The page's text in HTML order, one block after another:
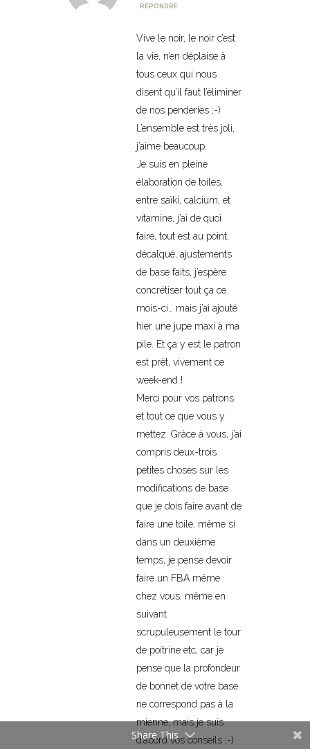
RÉPONDRE
Vive le noir, le noir c’est
la vie, n’en déplaise à
tous ceux qui nous
disent qu’il faut l’éliminer
de nos penderies ;-)
L’ensemble est très joli,
j’aime beaucoup.
Je suis en pleine
élaboration de toiles,
entre saïki, calcium, et
vitamine, j’ai de quoi
faire, tout est au point,
décalqué, ajustements
de base faits, j’espère
concrétiser tout ça ce
mois-ci… mais j’ai ajouté
hier une jupe maxi à ma
pile. Et ça y est le patron
est prêt, vivement ce
week-end !
Merci pour vos patrons
et tout ce que vous y
mettez. Grâce à vous, j’ai
compris deux-trois
petites choses sur les
modifications de base
que je dois faire avant de
faire une toile, même si
dans un deuxième
temps, je pense devoir
faire un FBA même
chez vous, même en
suivant
scrupuleusement le tour
de poitrine etc, car je
pense que la profondeur
de bonnet de votre base
ne correspond pas à la
mienne, mais je suis
d’abord vos conseils ;-)
Share This